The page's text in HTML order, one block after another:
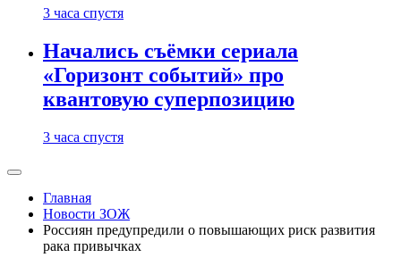
3 часа спустя
Начались съёмки сериала
«Горизонт событий» про
квантовую суперпозицию
3 часа спустя
Главная
Новости ЗОЖ
Россиян предупредили о повышающих риск развития
рака привычках